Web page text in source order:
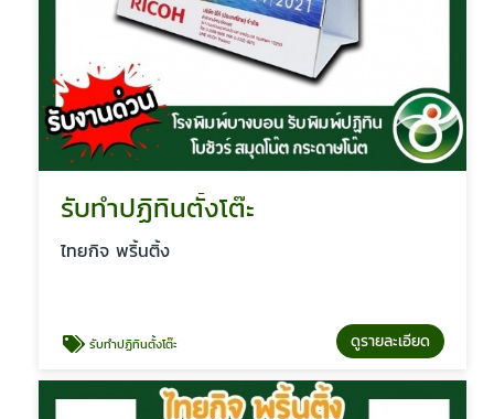
รับทำปฏิทินตั้งโต๊ะ
ไทยกิจ พริ้นติ้ง
รับทำปฏิทินตั้งโต๊ะ ดูรายละเอียด